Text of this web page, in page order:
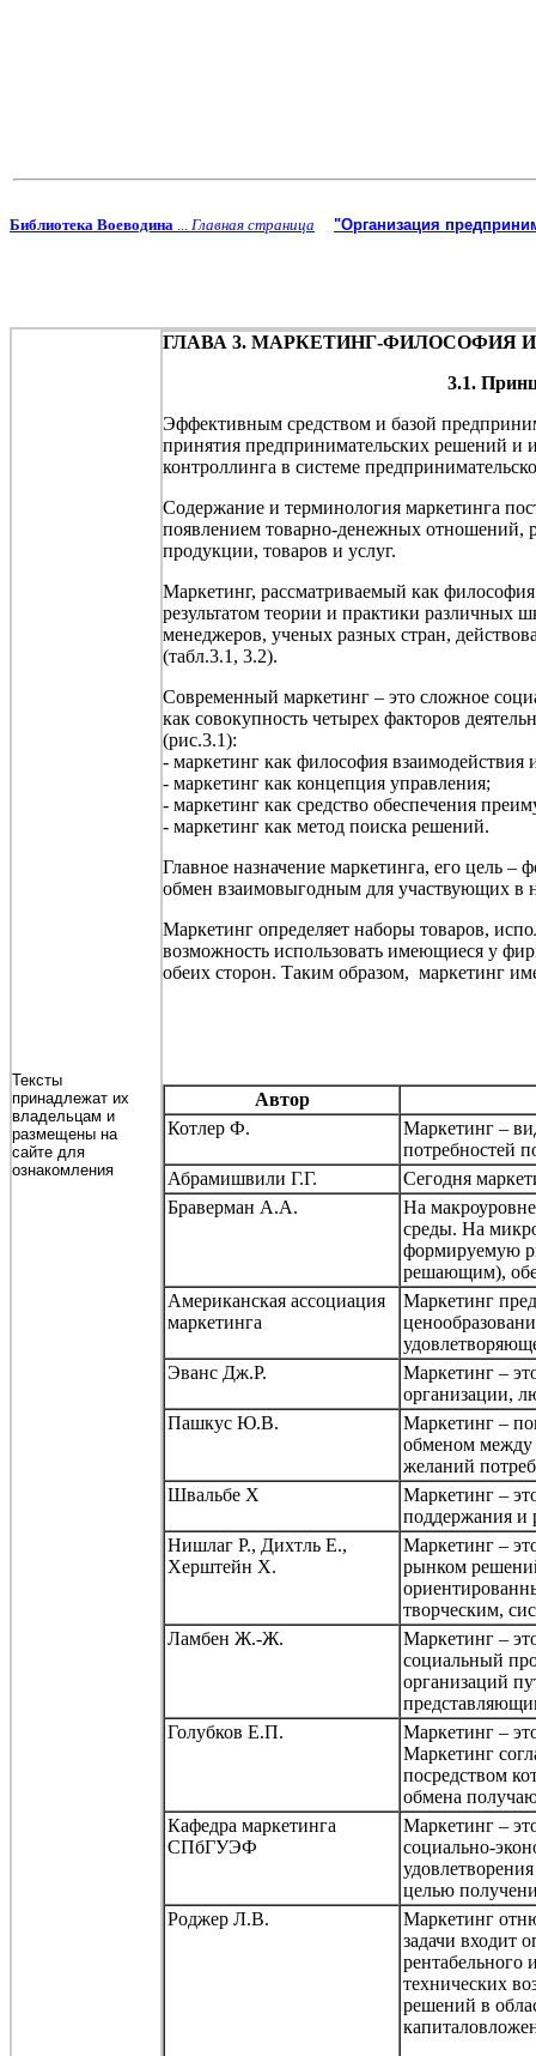
Библиотека Воеводина ... Главная страница "Организация
Тексты
принадлежат их
владельцам и
размещены на
сайте для
ознакомления
ГЛАВА 3. МАРКЕТИНГ-ФИЛОСОФИЯ
3.1.
Эффективным средством и базой
принятия предпринимательских решений и
контроллинга в системе
Содержание и терминология маркетинга
появлением товарно-денежных отношений,
продукции, товаров и услуг.
Маркетинг, рассматриваемый как
результатом теории и практики различных
менеджеров, ученых разных стран,
(табл.3.1, 3.2).
Современный маркетинг – это сложное
как совокупность четырех факторов
(рис.3.1):
- маркетинг как философия взаимодействия
- маркетинг как концепция управления;
- маркетинг как средство обеспечения
- маркетинг как метод поиска решений.
Главное назначение маркетинга, его цель –
обмен взаимовыгодным для участвующих в
Маркетинг определяет наборы товаров,
возможность использовать имеющиеся у
обеих сторон. Таким образом, маркетинг
Автор
Котлер Ф.
Маркетинг –
потребностей
Абрамишвили Г.Г.
Сегодня
Браверман А.А. На макроуровне
среды. На
формируемую
решающим),
Американская ассоциация
маркетинга
Маркетинг
Эванс Дж.Р.
Маркетинг –
организации,
Пашкус Ю.В.
Маркетинг –
обменом между
желаний
Швальбе Х
Маркетинг –
поддержания и
Нишлаг Р., Дихтль Е.,
Херштейн Х.
Маркетинг –
рынком
творческим,
Ламбен Ж.-Ж.
Маркетинг –
социальный
организаций
Голубков Е.П.
Маркетинг –
Маркетинг
посредством
обмена
Кафедра маркетинга
СПбГУЭФ
Маркетинг –
социально-
целью
Роджер Л.В.
Маркетинг
задачи входит
технических
решений в